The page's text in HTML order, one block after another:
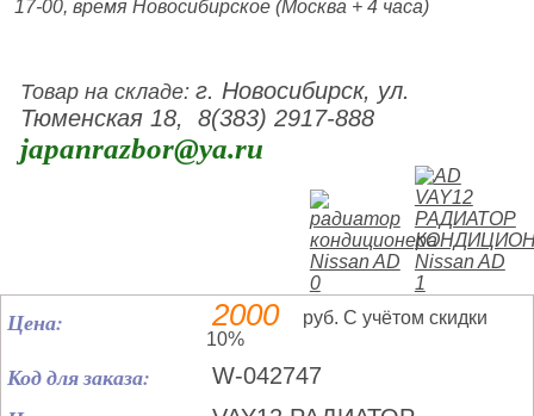
17-00, время Новосибирское (Москва + 4 часа)
Товар на складе:г. Новосибирск, ул.
Тюменская 18, 8(383) 2917-888
japanrazbor@ya.ru
Цена: 2000
руб. С учётом скидки
10%
Код для заказа: W-042747